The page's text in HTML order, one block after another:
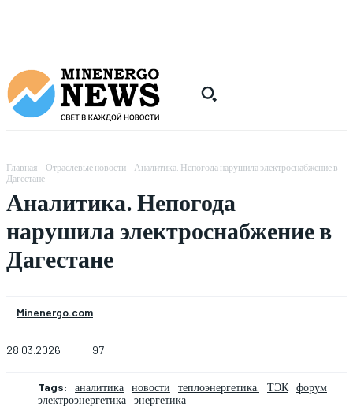
Главная Отраслевые новости
Аналитика. Непогода нарушила электроснабжение в
Дагестане
Аналитика. Непогода
нарушила электроснабжение в
Дагестане
Minenergo.com
28.03.2026 97
Tags: аналитика новости теплоэнергетика. ТЭК форум
электроэнергетика энергетика